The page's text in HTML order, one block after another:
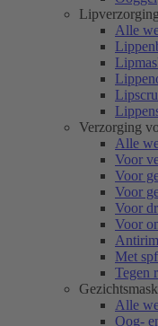
Lipverzorging
Alle
Verzorging
Alle
Voor
Voor
Voor
Voor
Voor
Met spf
Tegen
Alle
Oog-